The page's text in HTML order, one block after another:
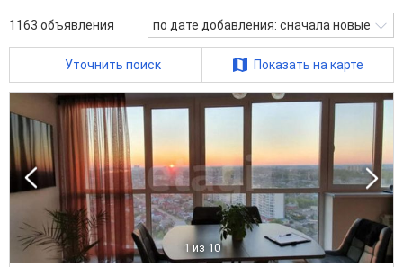
1163 объявления по дате добавления: сначала новые
Уточнить поиск Показать на карте
1 из 10